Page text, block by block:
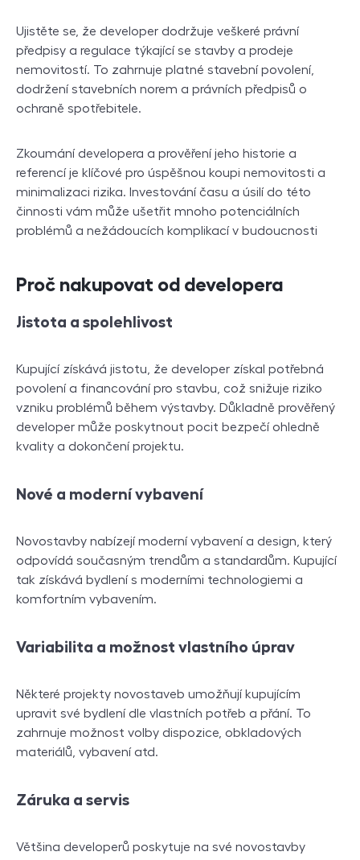
Ujistěte se, že developer dodržuje veškeré právní
předpisy a regulace týkající se stavby a prodeje
nemovitostí. To zahrnuje platné stavební povolení,
dodržení stavebních norem a právních předpisů o
ochraně spotřebitele.
Zkoumání developera a prověření jeho historie a
referencí je klíčové pro úspěšnou koupi nemovitosti a
minimalizaci rizika. Investování času a úsilí do této
činnosti vám může ušetřit mnoho potenciálních
problémů a nežádoucích komplikací v budoucnosti
Proč nakupovat od developera
Jistota a spolehlivost
Kupující získává jistotu, že developer získal potřebná
povolení a financování pro stavbu, což snižuje riziko
vzniku problémů během výstavby. Důkladně prověřený
developer může poskytnout pocit bezpečí ohledně
kvality a dokončení projektu.
Nové a moderní vybavení
Novostavby nabízejí moderní vybavení a design, který
odpovídá současným trendům a standardům. Kupující
tak získává bydlení s moderními technologiemi a
komfortním vybavením.
Variabilita a možnost vlastního úprav
Některé projekty novostaveb umožňují kupujícím
upravit své bydlení dle vlastních potřeb a přání. To
zahrnuje možnost volby dispozice, obkladových
materiálů, vybavení atd.
Záruka a servis
Většina developerů poskytuje na své novostavby